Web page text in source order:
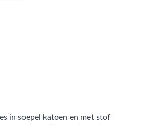
in soepel katoen en met stof